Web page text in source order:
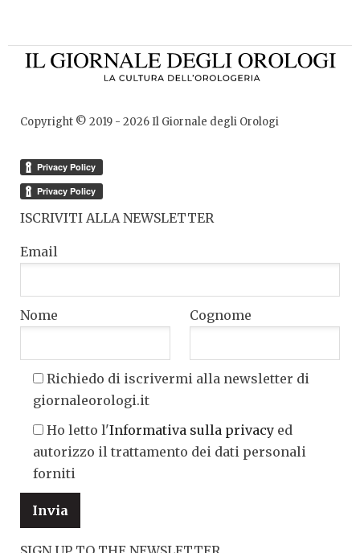
Copyright © 2019 - 2026Il Giornale degli Orologi
ISCRIVITI ALLA NEWSLETTER
Email
Nome Cognome
Richiedo di iscrivermi alla newsletter di
giornaleorologi.it
Ho letto l'Informativa sulla privacy ed
autorizzo il trattamento dei dati personali
forniti